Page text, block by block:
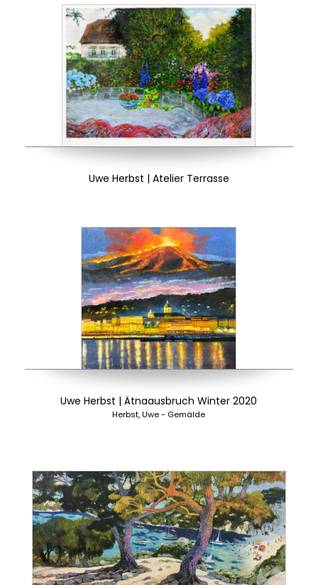
Uwe Herbst | Atelier Terrasse
Uwe Herbst | Ätnaausbruch Winter 2020
Herbst, Uwe - Gemälde